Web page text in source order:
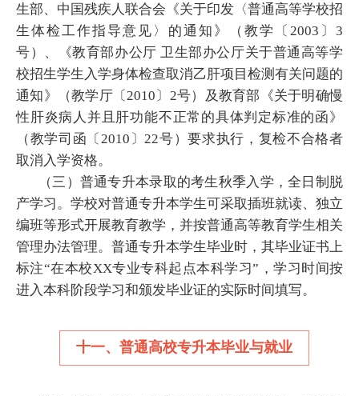
生部、中国残疾人联合会《关于印发〈普通高等学校招
生体检工作指导意见〉的通知》（教学〔2003〕3
号）、《教育部办公厅 卫生部办公厅关于普通高等学
校招生学生入学身体检查取消乙肝项目检测有关问题的
通知》（教学厅〔2010〕2号）及教育部《关于明确慢
性肝炎病人并且肝功能不正常的具体判定标准的函》
（教学司函〔2010〕22号）要求执行，复检不合格者
取消入学资格。
（三）普通专升本录取的考生秋季入学，全日制脱
产学习。学校对普通专升本学生可采取插班就读、独立
编班等形式开展教育教学，并按普通高等教育学生相关
管理办法管理。普通专升本学生毕业时，其毕业证书上
标注“在本校XX专业专科起点本科学习”，学习时间按
进入本科阶段学习和颁发毕业证的实际时间填写。
十一、普通高校专升本毕业与就业